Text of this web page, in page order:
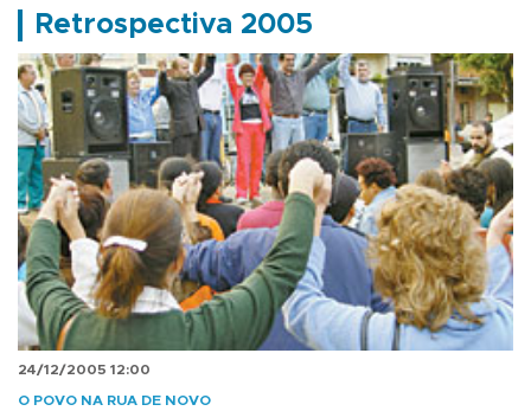
Retrospectiva 2005
24/12/2005 12:00
O POVO NA RUA DE NOVO